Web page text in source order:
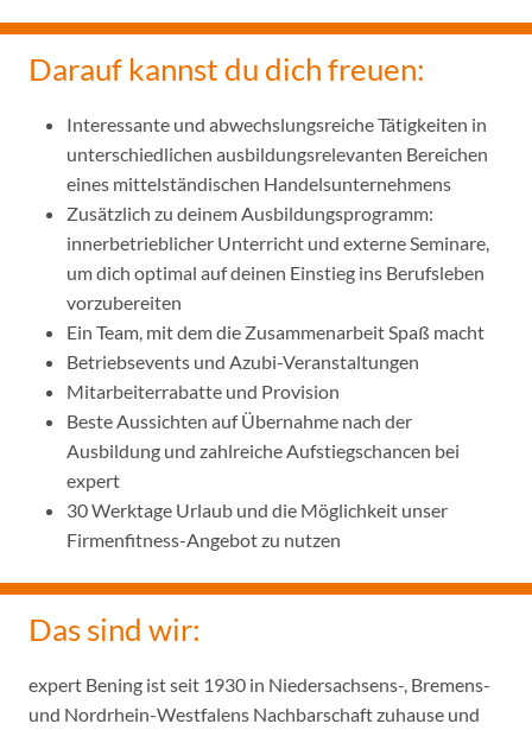
Darauf kannst du dich freuen:
Interessante und abwechslungsreiche Tätigkeiten in
unterschiedlichen ausbildungsrelevanten Bereichen
eines mittelständischen Handelsunternehmens
Zusätzlich zu deinem Ausbildungsprogramm:
innerbetrieblicher Unterricht und externe Seminare,
um dich optimal auf deinen Einstieg ins Berufsleben
vorzubereiten
Ein Team, mit dem die Zusammenarbeit Spaß macht
Betriebsevents und Azubi-Veranstaltungen
Mitarbeiterrabatte und Provision
Beste Aussichten auf Übernahme nach der
Ausbildung und zahlreiche Aufstiegschancen bei
expert
30 Werktage Urlaub und die Möglichkeit unser
Firmenfitness-Angebot zu nutzen
Das sind wir:
expert Bening ist seit 1930 in Niedersachsens-, Bremens-
und Nordrhein-Westfalens Nachbarschaft zuhause und